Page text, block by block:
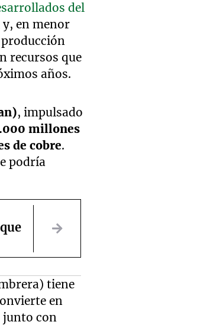
del
y, en menor
recursos que
años.
, impulsado
millones
de cobre.
podría
tiene
en
junto con